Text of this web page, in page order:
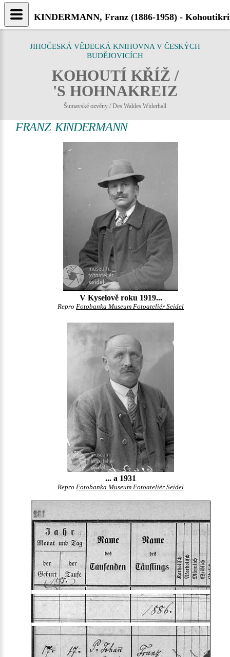
JIHOČESKÁ VĚDECKÁ KNIHOVNA V ČESKÝCH
BUDĚJOVICÍCH
KOHOUTÍ KŘÍŽ /
'S HOHNAKREIZ
Šumavské ozvěny / Des Waldes Widerhall
FRANZ KINDERMANN
V Kyselově roku 1919...
Repro Fotobanka Museum Fotoateliér Seidel
... a 1931
Repro Fotobanka Museum Fotoateliér Seidel
KINDERMANN, Franz (1886-1958) -